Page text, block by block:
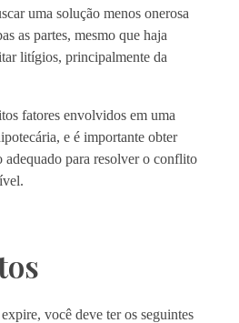
uma solução menos onerosa
as partes, mesmo que haja
litígios, principalmente da
fatores envolvidos em uma
e é importante obter
adequado para resolver o conflito
você deve ter os seguintes